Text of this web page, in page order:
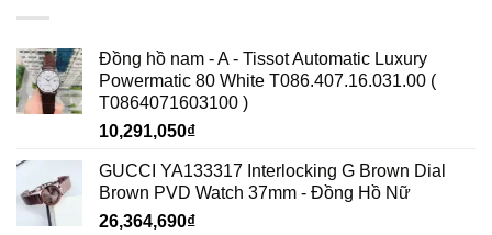
Đồng hồ nam - A - Tissot Automatic Luxury
Powermatic 80 White T086.407.16.031.00 (
T0864071603100 )
10,291,050₫
GUCCI YA133317 Interlocking G Brown Dial
Brown PVD Watch 37mm - Đồng Hồ Nữ
26,364,690₫